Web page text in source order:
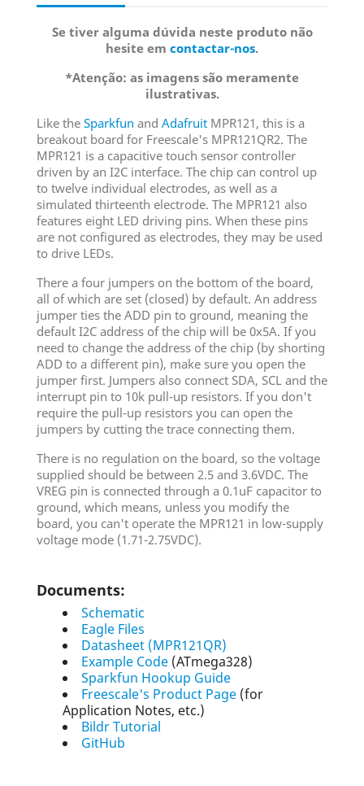
Se tiver alguma dúvida neste produto não
hesite em contactar-nos.
*Atenção: as imagens são meramente
ilustrativas.
Like the Sparkfun and Adafruit MPR121, this is a
breakout board for Freescale's MPR121QR2. The
MPR121 is a capacitive touch sensor controller
driven by an I2C interface. The chip can control up
to twelve individual electrodes, as well as a
simulated thirteenth electrode. The MPR121 also
features eight LED driving pins. When these pins
are not configured as electrodes, they may be used
to drive LEDs.
There a four jumpers on the bottom of the board,
all of which are set (closed) by default. An address
jumper ties the ADD pin to ground, meaning the
default I2C address of the chip will be 0x5A. If you
need to change the address of the chip (by shorting
ADD to a different pin), make sure you open the
jumper first. Jumpers also connect SDA, SCL and the
interrupt pin to 10k pull-up resistors. If you don't
require the pull-up resistors you can open the
jumpers by cutting the trace connecting them.
There is no regulation on the board, so the voltage
supplied should be between 2.5 and 3.6VDC. The
VREG pin is connected through a 0.1uF capacitor to
ground, which means, unless you modify the
board, you can't operate the MPR121 in low-supply
voltage mode (1.71-2.75VDC).
Documents:
Schematic
Eagle Files
Datasheet (MPR121QR)
Example Code (ATmega328)
Sparkfun Hookup Guide
Freescale's Product Page (for
Application Notes, etc.)
Bildr Tutorial
GitHub